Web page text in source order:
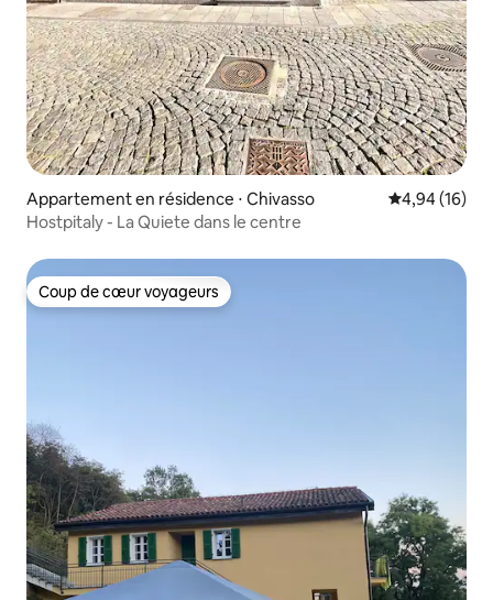
Appartement en résidence ⋅ Chivasso Évaluation
4,94 (16)
Hostpitaly - La Quiete dans le centre
Coup de cœur voyageurs
Coup de cœur voyageurs